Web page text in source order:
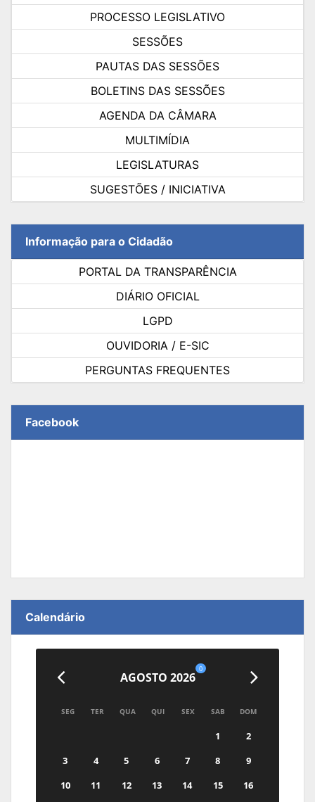
PROCESSO LEGISLATIVO
SESSÕES
PAUTAS DAS SESSÕES
BOLETINS DAS SESSÕES
AGENDA DA CÂMARA
MULTIMÍDIA
LEGISLATURAS
SUGESTÕES / INICIATIVA
Informação para o Cidadão
PORTAL DA TRANSPARÊNCIA
DIÁRIO OFICIAL
LGPD
OUVIDORIA / E-SIC
PERGUNTAS FREQUENTES
Facebook
Calendário
AGOSTO 2026
0
SEG TER QUA QUI SEX SAB DOM
1
2
3
4 5 6 7 8
9
10
11 12 13 14 15
16